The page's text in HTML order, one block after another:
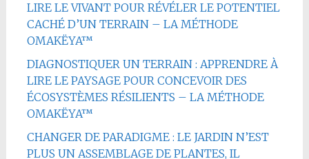
LIRE LE VIVANT POUR RÉVÉLER LE POTENTIEL
CACHÉ D’UN TERRAIN – LA MÉTHODE
OMAKËYA™
DIAGNOSTIQUER UN TERRAIN : APPRENDRE À
LIRE LE PAYSAGE POUR CONCEVOIR DES
ÉCOSYSTÈMES RÉSILIENTS – LA MÉTHODE
OMAKËYA™
CHANGER DE PARADIGME : LE JARDIN N’EST
PLUS UN ASSEMBLAGE DE PLANTES, IL